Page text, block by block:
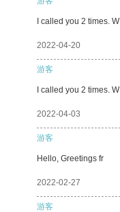
I called you 2 times. W
2022-04-20
游客
I called you 2 times. W
2022-04-03
游客
Hello, Greetings fr
2022-02-27
游客